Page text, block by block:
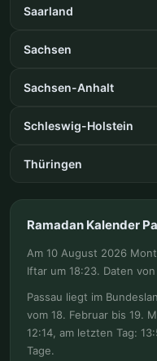
Saarland
Sachsen
Sachsen-Anhalt
Schleswig-Holstein
Thüringen
Ramadan Kalender
Am 10 August 2026
Iftar um 18:23. Daten
Passau liegt im
vom 18. Februar bis 19.
12:14, am letzten Tag:
Tage.